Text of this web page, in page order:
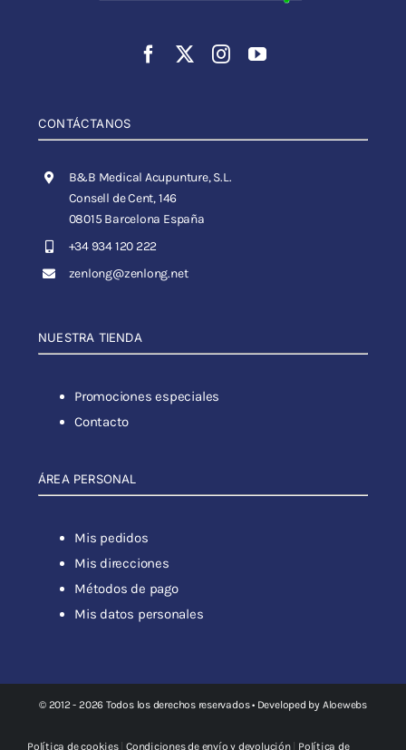
CONTÁCTANOS
B&B Medical Acupunture, S.L.
Consell de Cent, 146
08015 Barcelona España
+34 934 120 222
zenlong@zenlong.net
NUESTRA TIENDA
Promociones especiales
Contacto
ÁREA PERSONAL
Mis pedidos
Mis direcciones
Métodos de pago
Mis datos personales
© 2012 - 2026 Todos los derechos reservados • Developed by Aloewebs
Política de cookies|Condiciones de envío y devolución| Política de